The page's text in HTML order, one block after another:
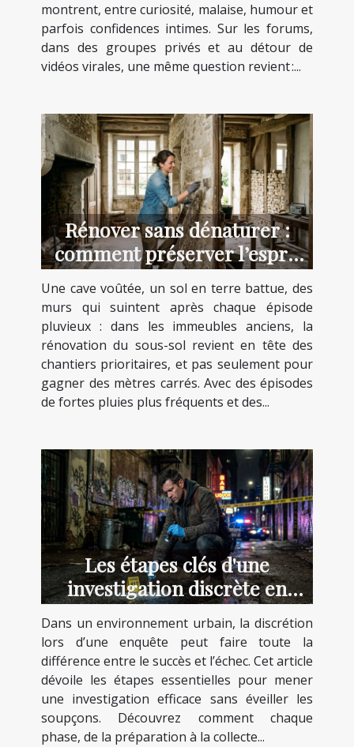
montrent, entre curiosité, malaise, humour et
parfois confidences intimes. Sur les forums,
dans des groupes privés et au détour de
vidéos virales, une même question revient :...
Rénover sans dénaturer :
comment préserver l’esprit
des lieux anciens
Une cave voûtée, un sol en terre battue, des
murs qui suintent après chaque épisode
pluvieux : dans les immeubles anciens, la
rénovation du sous-sol revient en tête des
chantiers prioritaires, et pas seulement pour
gagner des mètres carrés. Avec des épisodes
de fortes pluies plus fréquents et des...
Les étapes clés d'une
investigation discrète en
milieu urbain
Dans un environnement urbain, la discrétion
lors d’une enquête peut faire toute la
différence entre le succès et l’échec. Cet article
dévoile les étapes essentielles pour mener
une investigation efficace sans éveiller les
soupçons. Découvrez comment chaque
phase, de la préparation à la collecte...